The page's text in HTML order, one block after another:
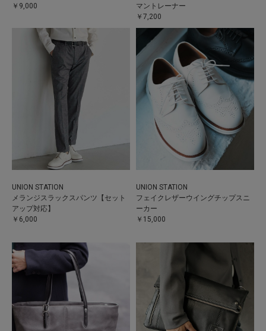
￥9,000
マントレーナー
￥7,200
UNION STATION
メランジスラックスパンツ【セット
アップ対応】
￥6,000
UNION STATION
フェイクレザーウイングチップスニ
ーカー
￥15,000